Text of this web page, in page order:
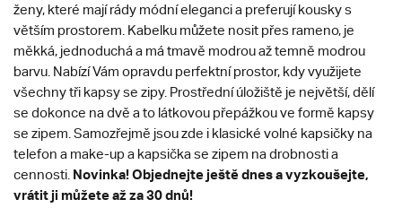
ženy, které mají rády módní eleganci a preferují kousky s
větším prostorem. Kabelku můžete nosit přes rameno, je
měkká, jednoduchá a má tmavě modrou až temně modrou
barvu. Nabízí Vám opravdu perfektní prostor, kdy využijete
všechny tři kapsy se zipy. Prostřední úložiště je největší, dělí
se dokonce na dvě a to látkovou přepážkou ve formě kapsy
se zipem. Samozřejmě jsou zde i klasické volné kapsičky na
telefon a make-up a kapsička se zipem na drobnosti a
cennosti. Novinka! Objednejte ještě dnes a vyzkoušejte,
vrátit ji můžete až za 30 dnů!